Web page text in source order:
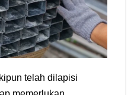
telah dilapisi